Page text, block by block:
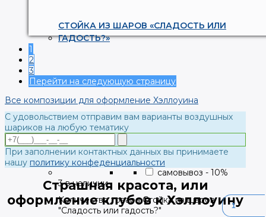
СТОЙКА ИЗ ШАРОВ «СЛАДОСТЬ ИЛИ
ГАДОСТЬ?»
самовывоз -10%
3 в наличии
Количество товара Стойка из шаров
"Сладость или гадость?"
1
2
3
Перейти на следующую страницу
Все композиции для оформление Хэллоуина
С удовольствием отправим вам варианты воздушных
шариков на любую тематику
При заполнении контактных данных вы принимаете
нашу политику конфеденциальности
Страшная красота, или
оформление клубов к Хэллоуину